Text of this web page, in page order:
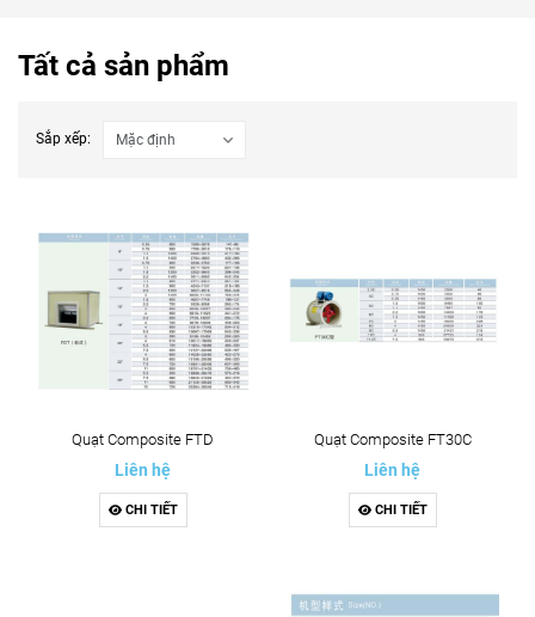
Tất cả sản phẩm
Sắp xếp:
Quạt Composite FTD
Liên hệ
CHI TIẾT
Quạt Composite FT30C
Liên hệ
CHI TIẾT